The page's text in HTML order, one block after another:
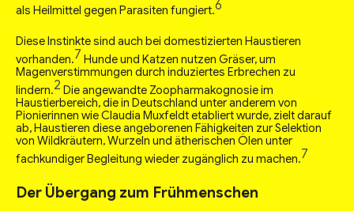
als Heilmittel gegen Parasiten fungiert.6
Diese Instinkte sind auch bei domestizierten Haustieren
vorhanden.7 Hunde und Katzen nutzen Gräser, um
Magenverstimmungen durch induziertes Erbrechen zu
lindern.2 Die angewandte Zoopharmakognosie im
Haustierbereich, die in Deutschland unter anderem von
Pionierinnen wie Claudia Muxfeldt etabliert wurde, zielt darauf
ab, Haustieren diese angeborenen Fähigkeiten zur Selektion
von Wildkräutern, Wurzeln und ätherischen Ölen unter
fachkundiger Begleitung wieder zugänglich zu machen.7
Der Übergang zum Frühmenschen